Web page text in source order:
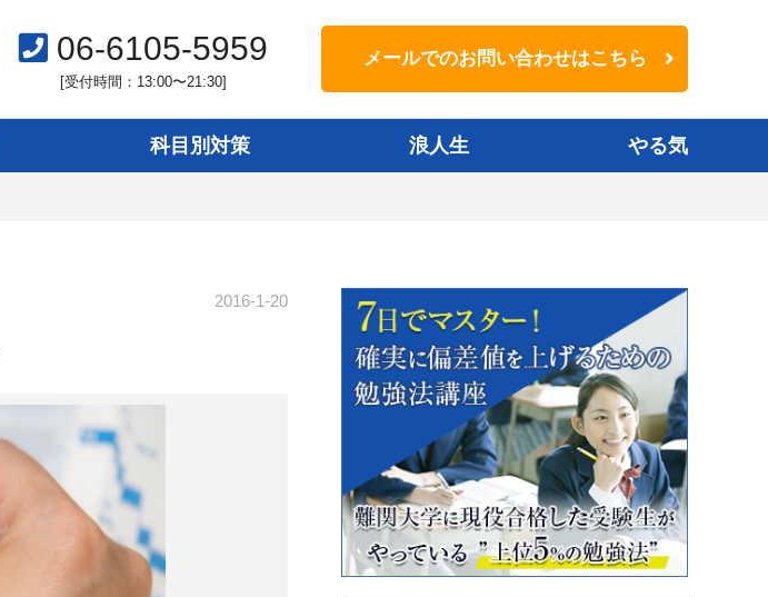
06-6105-5959
[受付時間：13:00〜21:30]
メールでのお問い合わせはこちら
科目別対策 浪人生 やる気
2016-1-20